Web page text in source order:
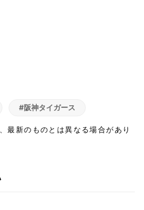
#阪神タイガース
最新のものとは異なる場合があり